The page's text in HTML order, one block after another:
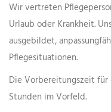
Wir vertreten
Urlaub oder Krankheit.
ausgebildet,
Pflegesituationen.
Die Vorbereitungszeit
Stunden im Vorfeld.